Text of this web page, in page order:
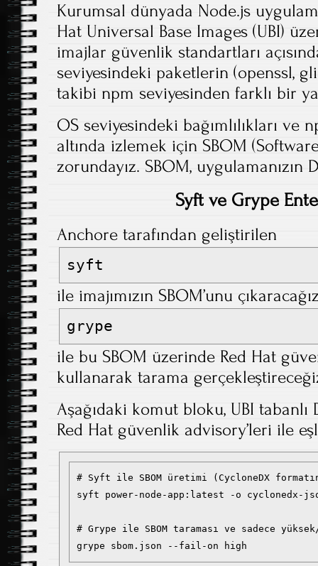
Kurumsal dünyada Node.js
Hat Universal Base Images (UBI)
imajlar güvenlik standartları
seviyesindeki paketlerin (openssl,
takibi npm seviyesinden farklı bir
OS seviyesindeki bağımlılıkları ve
altında izlemek için SBOM
zorundayız. SBOM, uygulamanızın
Syft ve Grype
Anchore tarafından geliştirilen
syft
ile imajımızın SBOM’unu
grype
ile bu SBOM üzerinde Red Hat
kullanarak tarama
Aşağıdaki komut bloku, UBI tabanlı
Red Hat güvenlik advisory’leri ile
# Syft ile SBOM üretimi (CycloneDX
syft power-node-app:latest -o cyclonedx-
# Grype ile SBOM taraması ve sadece
grype sbom.json --fail-on high